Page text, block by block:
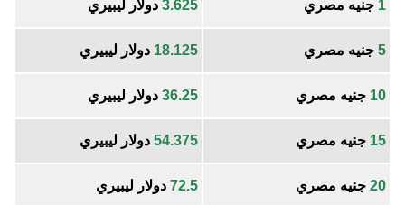
1 جنيه مصري 3.625 دولار ليبيري
5 جنيه مصري 18.125 دولار ليبيري
10 جنيه مصري 36.25 دولار ليبيري
15 جنيه مصري 54.375 دولار ليبيري
20 جنيه مصري 72.5 دولار ليبيري